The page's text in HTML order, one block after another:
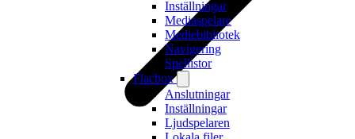
Inställningar
Mediaspelare
Mediebibliotek
Navigering
Spellistor
Flacbox
Anslutningar
Inställningar
Ljudspelaren